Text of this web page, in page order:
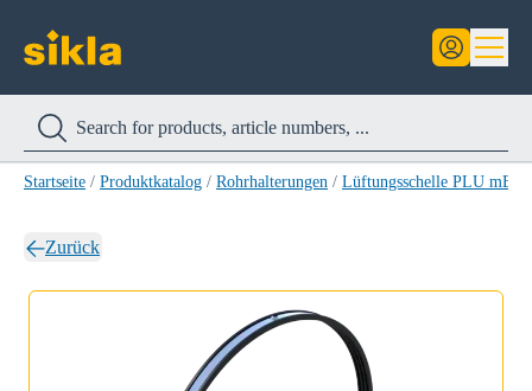
Startseite / Produktkatalog / Rohrhalterungen / Lüftungsschelle PLU mE
Zurück